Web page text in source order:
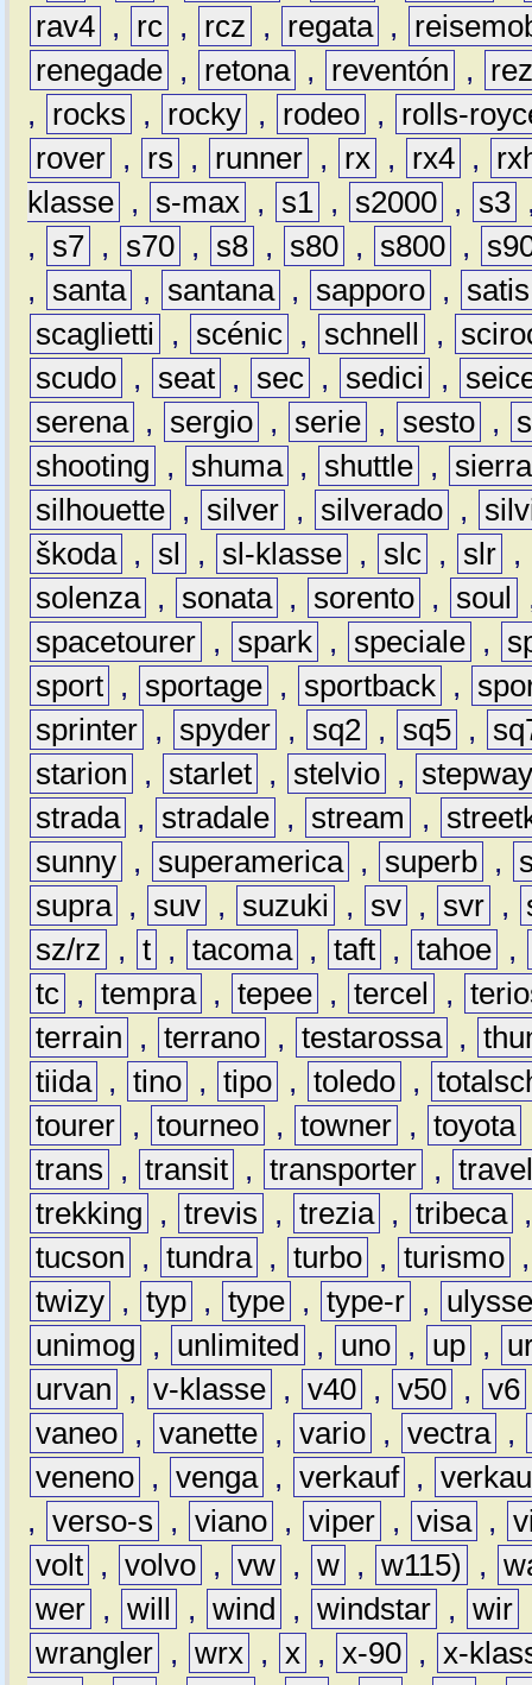
rav4 , rc , rcz , regata ,
renegade , retona , reventón ,
,
rocks , rocky , rodeo ,
rolls-
rover , rs , runner , rx , rx4 ,
klasse , s-max , s1 , s2000 , s3
,
s7 , s70 , s8 , s80 , s800 ,
,
santa , santana , sapporo ,
satis
scaglietti
, scénic , schnell ,
scudo , seat , sec , sedici ,
serena , sergio , serie , sesto ,
shooting
, shuma , shuttle ,
sierra
silhouette , silver , silverado ,
škoda , sl , sl-klasse , slc , slr ,
solenza , sonata , sorento , soul
spacetourer , spark , speciale ,
sport , sportage , sportback ,
sprinter , spyder , sq2 , sq5 ,
starion
, starlet , stelvio ,
strada , stradale , stream ,
sunny , superamerica , superb ,
supra , suv , suzuki , sv , svr ,
sz/rz
, t , tacoma , taft , tahoe ,
tc , tempra , tepee , tercel ,
terrain
, terrano , testarossa ,
tiida , tino , tipo , toledo ,
tourer , tourneo , towner , toyota
trans
, transit , transporter ,
trekking
, trevis , trezia , tribeca
tucson
, tundra , turbo , turismo
twizy , typ , type , type-r ,
unimog
, unlimited , uno , up ,
urvan
, v-klasse , v40 , v50 , v6
vaneo , vanette , vario , vectra ,
veneno , venga , verkauf ,
, verso-s , viano , viper , visa ,
volt , volvo , vw , w , w115) ,
wer , will , wind , windstar , wir
wrangler , wrx , x , x-90 , x-